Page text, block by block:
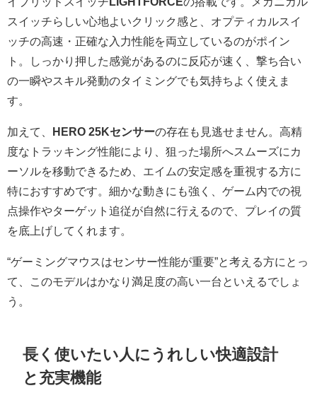
スイッチらしい心地よいクリック感と、オプティカルスイ
ッチの高速・正確な入力性能を両立しているのがポイン
ト。しっかり押した感覚があるのに反応が速く、撃ち合い
の一瞬やスキル発動のタイミングでも気持ちよく使えま
す。
加えて、 HERO 25Kセンサーの存在も見逃せません。高精
度なトラッキング性能により、狙った場所へスムーズにカ
ーソルを移動できるため、エイムの安定感を重視する方に
特におすすめです。細かな動きにも強く、ゲーム内での視
点操作やターゲット追従が自然に行えるので、プレイの質
を底上げしてくれます。
“ゲーミングマウスはセンサー性能が重要”と考える方にとっ
て、このモデルはかなり満足度の高い一台といえるでしょ
う。
長く使いたい人にうれしい快適設計
と充実機能